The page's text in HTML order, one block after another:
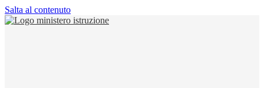
Salta al contenuto